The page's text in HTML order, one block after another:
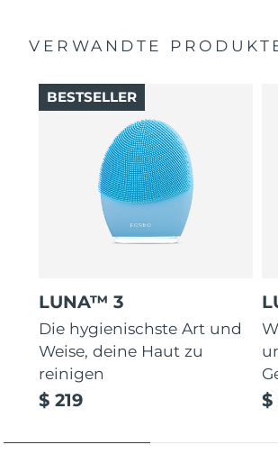
VERWANDTE
LUNA™ 3
Die hygienischste Art und
Weise, deine Haut zu
reinigen
$ 219
BESTSELLER
$